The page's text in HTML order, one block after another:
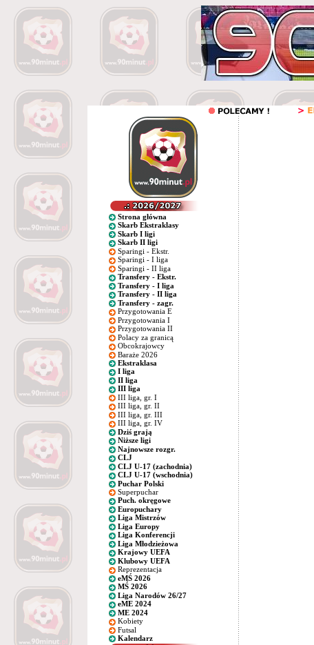
Strona główna
Skarb Ekstraklasy
Skarb I ligi
Skarb II ligi
Sparingi - Ekstr.
Sparingi - I liga
Sparingi - II liga
Transfery - Ekstr.
Transfery - I liga
Transfery - II liga
Transfery - zagr.
Przygotowania E
Przygotowania I
Przygotowania II
Polacy za granicą
Obcokrajowcy
Baraże 2026
Ekstraklasa
I liga
II liga
III liga
III liga, gr. I
III liga, gr. II
III liga, gr. III
III liga, gr. IV
Dziś grają
Niższe ligi
Najnowsze rozgr.
CLJ
CLJ U-17 (zachodnia)
CLJ U-17 (wschodnia)
Puchar Polski
Superpuchar
Puch. okręgowe
Europuchary
Liga Mistrzów
Liga Europy
Liga Konferencji
Liga Młodzieżowa
Krajowy UEFA
Klubowy UEFA
Reprezentacja
eMŚ 2026
MŚ 2026
Liga Narodów 26/27
eME 2024
ME 2024
Kobiety
Futsal
Kalendarz